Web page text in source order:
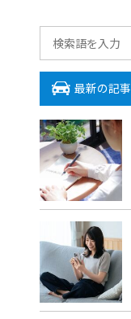
最新の記事